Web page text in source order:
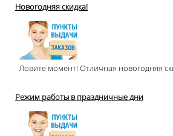
Новогодняя скидка!
Ловите момент! Отличная новогодняя
Режим работы в праздничные дни